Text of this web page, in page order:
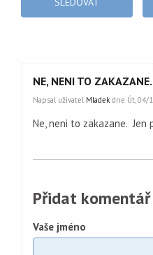
NE, NENI TO
Napsal uživatel Mladek dne Út, 04/
Ne, neni to zakazane. Jen
Přidat komentář
Vaše jméno